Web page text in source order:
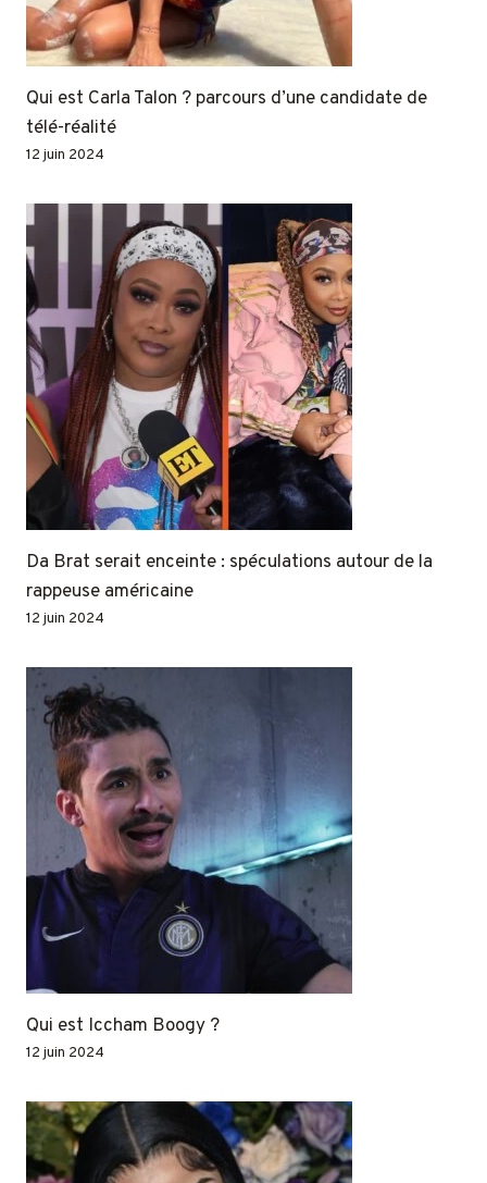
Qui est Carla Talon ? parcours d’une candidate de
télé-réalité
12 juin 2024
Da Brat serait enceinte : spéculations autour de la
rappeuse américaine
12 juin 2024
Qui est Iccham Boogy ?
12 juin 2024